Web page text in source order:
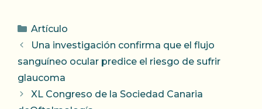
Categorías
Artículo
Una investigación confirma que el flujo
sanguíneo ocular predice el riesgo de sufrir
glaucoma
XL Congreso de la Sociedad Canaria